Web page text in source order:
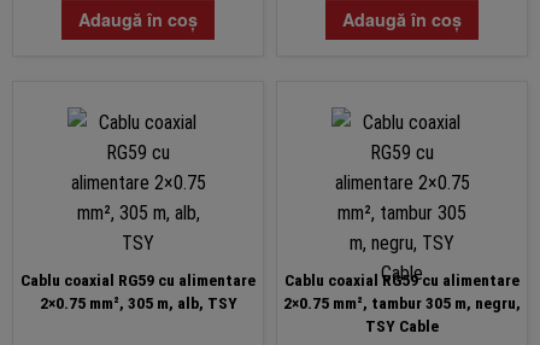
Adaugă în coș Adaugă în coș
Cablu coaxial RG59 cu alimentare
2×0.75 mm², 305 m, alb, TSY
Cablu coaxial RG59 cu alimentare
2×0.75 mm², tambur 305 m, negru,
TSY Cable